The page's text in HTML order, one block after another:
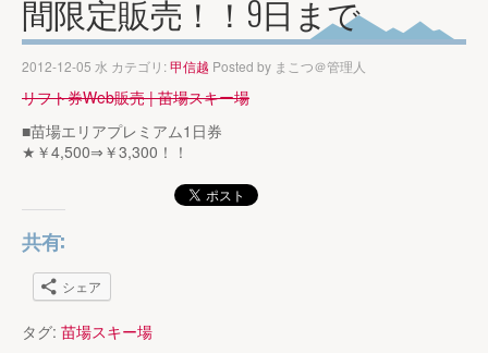
間限定販売！！9日まで
2012-12-05 水 カテゴリ:甲信越 Posted by まこつ＠管理人
リフト券Web販売 | 苗場スキー場
■苗場エリアプレミアム1日券
★￥4,500⇒￥3,300！！
共有:
シェア
タグ: 苗場スキー場